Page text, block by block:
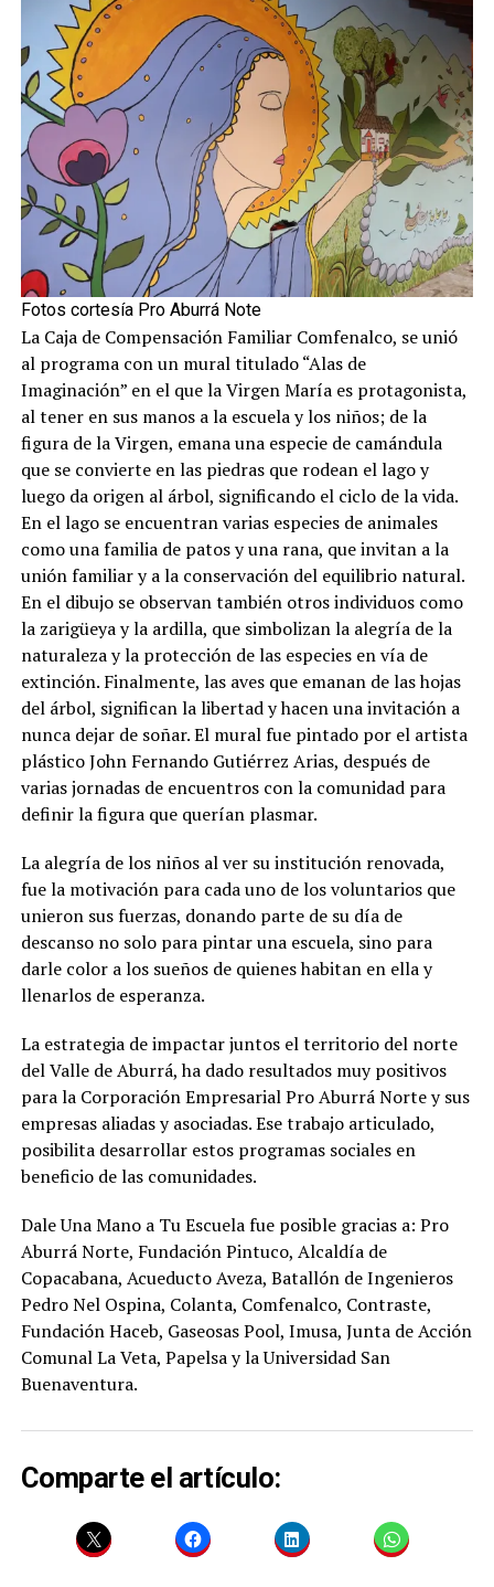
Fotos cortesía Pro Aburrá Note
La Caja de Compensación Familiar Comfenalco, se unió
al programa con un mural titulado “Alas de
Imaginación” en el que la Virgen María es protagonista,
al tener en sus manos a la escuela y los niños; de la
figura de la Virgen, emana una especie de camándula
que se convierte en las piedras que rodean el lago y
luego da origen al árbol, significando el ciclo de la vida.
En el lago se encuentran varias especies de animales
como una familia de patos y una rana, que invitan a la
unión familiar y a la conservación del equilibrio natural.
En el dibujo se observan también otros individuos como
la zarigüeya y la ardilla, que simbolizan la alegría de la
naturaleza y la protección de las especies en vía de
extinción. Finalmente, las aves que emanan de las hojas
del árbol, significan la libertad y hacen una invitación a
nunca dejar de soñar. El mural fue pintado por el artista
plástico John Fernando Gutiérrez Arias, después de
varias jornadas de encuentros con la comunidad para
definir la figura que querían plasmar.
La alegría de los niños al ver su institución renovada,
fue la motivación para cada uno de los voluntarios que
unieron sus fuerzas, donando parte de su día de
descanso no solo para pintar una escuela, sino para
darle color a los sueños de quienes habitan en ella y
llenarlos de esperanza.
La estrategia de impactar juntos el territorio del norte
del Valle de Aburrá, ha dado resultados muy positivos
para la Corporación Empresarial Pro Aburrá Norte y sus
empresas aliadas y asociadas. Ese trabajo articulado,
posibilita desarrollar estos programas sociales en
beneficio de las comunidades.
Dale Una Mano a Tu Escuela fue posible gracias a: Pro
Aburrá Norte, Fundación Pintuco, Alcaldía de
Copacabana, Acueducto Aveza, Batallón de Ingenieros
Pedro Nel Ospina, Colanta, Comfenalco, Contraste,
Fundación Haceb, Gaseosas Pool, Imusa, Junta de Acción
Comunal La Veta, Papelsa y la Universidad San
Buenaventura.
Comparte el artículo: